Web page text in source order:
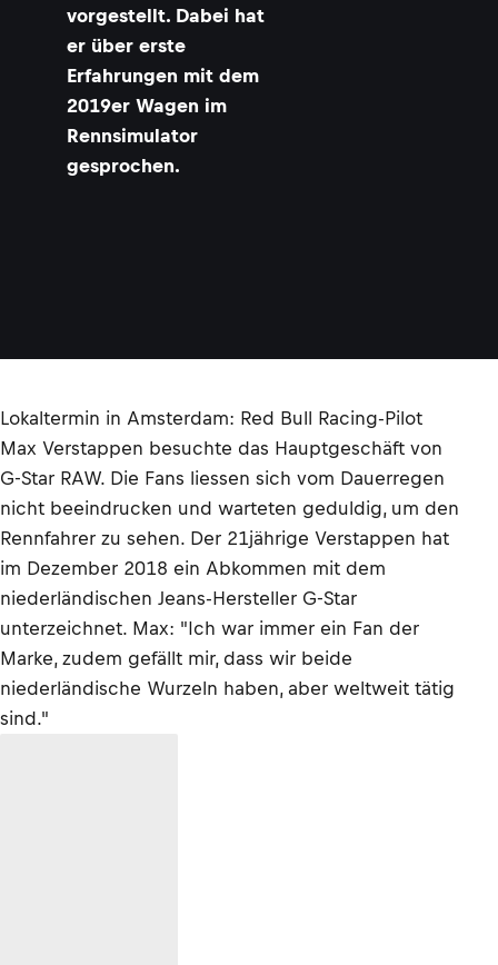
vorgestellt. Dabei hat
er über erste
Erfahrungen mit dem
2019er Wagen im
Rennsimulator
gesprochen.
Lokaltermin in Amsterdam: Red Bull Racing-Pilot
Max Verstappen besuchte das Hauptgeschäft von
G-Star RAW. Die Fans liessen sich vom Dauerregen
nicht beeindrucken und warteten geduldig, um den
Rennfahrer zu sehen. Der 21jährige Verstappen hat
im Dezember 2018 ein Abkommen mit dem
niederländischen Jeans-Hersteller G-Star
unterzeichnet. Max: "Ich war immer ein Fan der
Marke, zudem gefällt mir, dass wir beide
niederländische Wurzeln haben, aber weltweit tätig
sind."